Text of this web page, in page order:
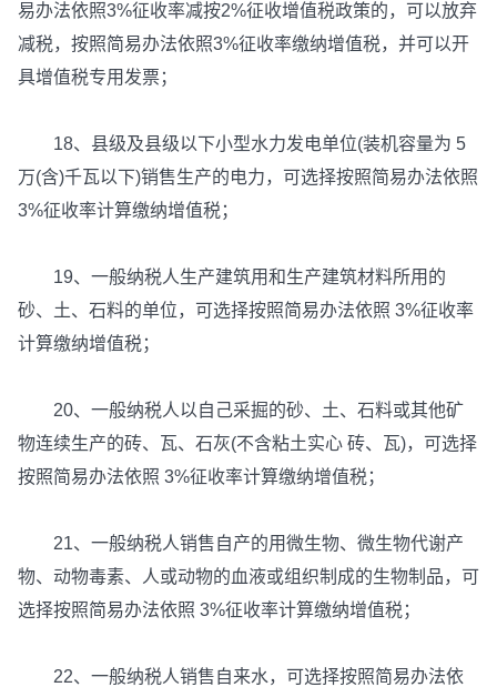
易办法依照3%征收率减按2%征收增值税政策的，可以放弃
减税，按照简易办法依照3%征收率缴纳增值税，并可以开
具增值税专用发票；
18、县级及县级以下小型水力发电单位(装机容量为 5
万(含)千瓦以下)销售生产的电力，可选择按照简易办法依照
3%征收率计算缴纳增值税；
19、一般纳税人生产建筑用和生产建筑材料所用的
砂、土、石料的单位，可选择按照简易办法依照 3%征收率
计算缴纳增值税；
20、一般纳税人以自己采掘的砂、土、石料或其他矿
物连续生产的砖、瓦、石灰(不含粘土实心 砖、瓦)，可选择
按照简易办法依照 3%征收率计算缴纳增值税；
21、一般纳税人销售自产的用微生物、微生物代谢产
物、动物毒素、人或动物的血液或组织制成的生物制品，可
选择按照简易办法依照 3%征收率计算缴纳增值税；
22、一般纳税人销售自来水，可选择按照简易办法依